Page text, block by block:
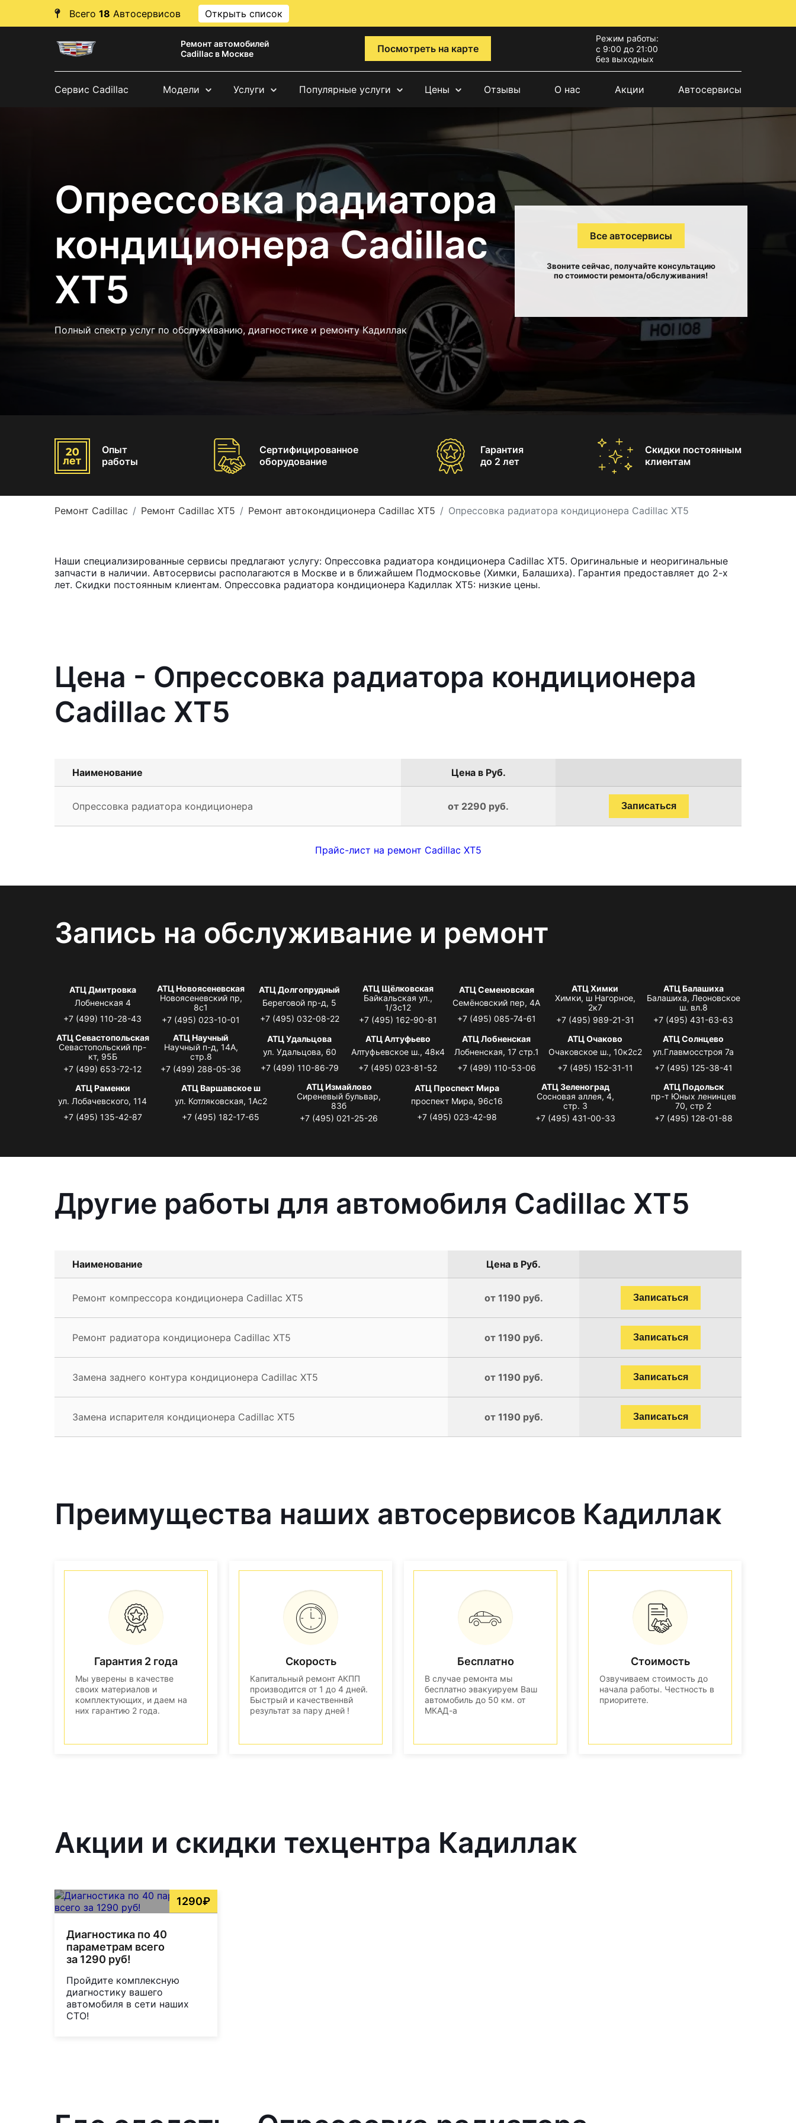
Всего 18 Автосервисов Открыть список
Ремонт автомобилей
Cadillac в Москве
Посмотреть на карте
Режим работы:
с 9:00 до 21:00
без выходных
Сервис Cadillac Модели Услуги Популярные услуги Цены Отзывы О нас Акции Автосервисы
Опрессовка радиатора
кондиционера Cadillac
XT5
Полный спектр услуг по обслуживанию, диагностике и ремонту Кадиллак
Все автосервисы
Звоните сейчас, получайте консультацию
по стоимости ремонта/обслуживания!
Опыт
работы
Сертифицированное
оборудование
Гарантия
до 2 лет
Скидки постоянным
клиентам
Ремонт Cadillac Ремонт Cadillac XT5 Ремонт автокондиционера Cadillac XT5 Опрессовка радиатора кондиционера Cadillac XT5
Наши специализированные сервисы предлагают услугу: Опрессовка радиатора кондиционера Cadillac XT5. Оригинальные и неоригинальные
запчасти в наличии. Автосервисы располагаются в Москве и в ближайшем Подмосковье (Химки, Балашиха). Гарантия предоставляет до 2-х
лет. Скидки постоянным клиентам. Опрессовка радиатора кондиционера Кадиллак ХТ5: низкие цены.
Цена - Опрессовка радиатора кондиционера
Cadillac XT5
Наименование Цена в Руб.
Опрессовка радиатора кондиционера от 2290 руб. Записаться
Прайс-лист на ремонт Cadillac XT5
Запись на обслуживание и ремонт
АТЦ Дмитровка
Лобненская 4
+7 (499) 110-28-43
АТЦ Новоясеневская
Новоясеневский пр,
8с1
+7 (495) 023-10-01
АТЦ Долгопрудный
Береговой пр-д, 5
+7 (495) 032-08-22
АТЦ Щёлковская
Байкальская ул.,
1/3с12
+7 (495) 162-90-81
АТЦ Семеновская
Семёновский пер, 4А
+7 (495) 085-74-61
АТЦ Химки
Химки, ш Нагорное,
2к7
+7 (495) 989-21-31
АТЦ Балашиха
Балашиха, Леоновское
ш. вл.8
+7 (495) 431-63-63
АТЦ Севастопольская
Севастопольский пр-
кт, 95Б
+7 (499) 653-72-12
АТЦ Научный
Научный п-д, 14А,
стр.8
+7 (499) 288-05-36
АТЦ Удальцова
ул. Удальцова, 60
+7 (499) 110-86-79
АТЦ Алтуфьево
Алтуфьевское ш., 48к4
+7 (495) 023-81-52
АТЦ Лобненская
Лобненская, 17 стр.1
+7 (499) 110-53-06
АТЦ Очаково
Очаковское ш., 10к2с2
+7 (495) 152-31-11
АТЦ Солнцево
ул.Главмосстроя 7а
+7 (495) 125-38-41
АТЦ Раменки
ул. Лобачевского, 114
+7 (495) 135-42-87
АТЦ Варшавское ш
ул. Котляковская, 1Ас2
+7 (495) 182-17-65
АТЦ Измайлово
Сиреневый бульвар,
83б
+7 (495) 021-25-26
АТЦ Проспект Мира
проспект Мира, 96с16
+7 (495) 023-42-98
АТЦ Зеленоград
Сосновая аллея, 4,
стр. 3
+7 (495) 431-00-33
АТЦ Подольск
пр-т Юных ленинцев
70, стр 2
+7 (495) 128-01-88
Другие работы для автомобиля Cadillac XT5
Наименование Цена в Руб.
Ремонт компрессора кондиционера Cadillac XT5 от 1190 руб. Записаться
Ремонт радиатора кондиционера Cadillac XT5 от 1190 руб. Записаться
Замена заднего контура кондиционера Cadillac XT5 от 1190 руб. Записаться
Замена испарителя кондиционера Cadillac XT5 от 1190 руб. Записаться
Преимущества наших автосервисов Кадиллак
Гарантия 2 года
Мы уверены в качестве
своих материалов и
комплектующих, и даем на
них гарантию 2 года.
Скорость
Капитальный ремонт АКПП
производится от 1 до 4 дней.
Быстрый и качественнвй
результат за пару дней !
Бесплатно
В случае ремонта мы
бесплатно эвакуируем Ваш
автомобиль до 50 км. от
МКАД-а
Стоимость
Озвучиваем стоимость до
начала работы. Честность в
приоритете.
Акции и скидки техцентра Кадиллак
1290₽
Диагностика по 40
параметрам всего
за 1290 руб!
Пройдите комплексную
диагностику вашего
автомобиля в сети наших
СТО!